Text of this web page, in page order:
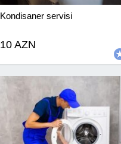
Kondisaner servisi
10 AZN